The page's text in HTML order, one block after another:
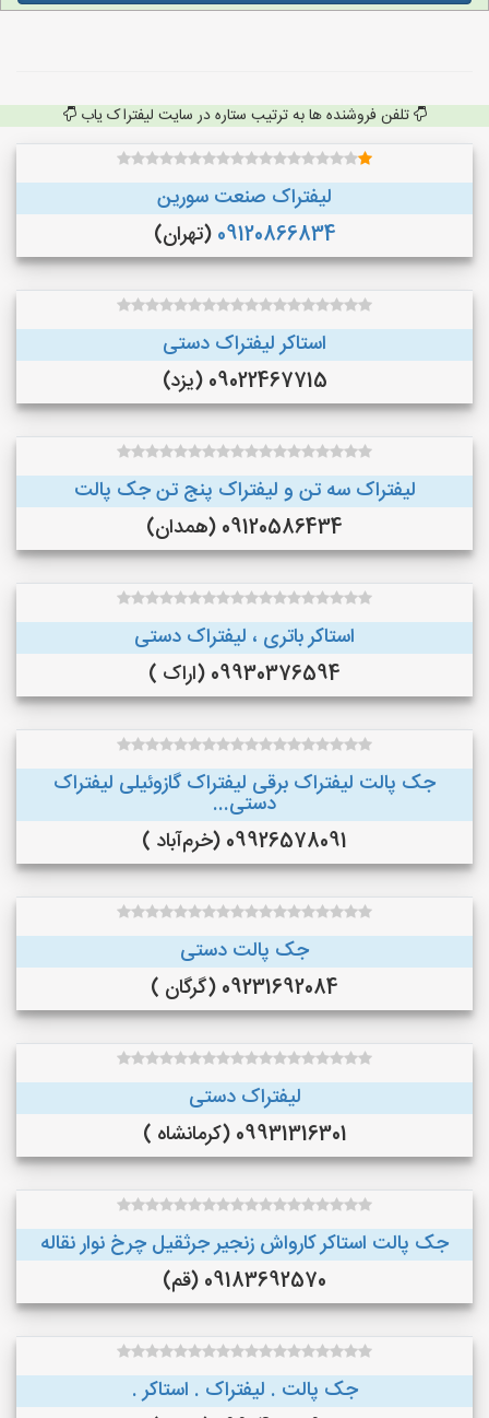
تلفن فروشنده ها به ترتیب ستاره در سایت لیفتراک یاب
لیفتراک صنعت سورین
09120866834 (تهران)
استاکر لیفتراک دستی
09022467715 (یزد)
لیفتراک سه تن و لیفتراک پنج تن جک پالت
09120586434 (همدان)
استاکر باتری ، لیفتراک دستی
09930376594 (اراک )
جک پالت لیفتراک برقی لیفتراک گازوئیلی لیفتراک
دستی...
09926578091 (خرم‌آباد )
جک پالت دستی
09231692084 (گرگان )
لیفتراک دستی
09931316301 (کرمانشاه )
جک پالت استاکر کارواش زنجیر جرثقیل چرخ نوار نقاله
09183692570 (قم)
جک پالت . لیفتراک . استاکر .